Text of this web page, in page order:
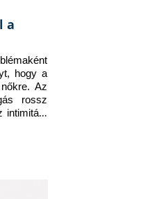
a
hogy a
Az
rossz
intimitást